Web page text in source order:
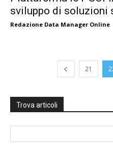
sviluppo di soluzioni
Redazione Data Manager Online
21
Trova articoli